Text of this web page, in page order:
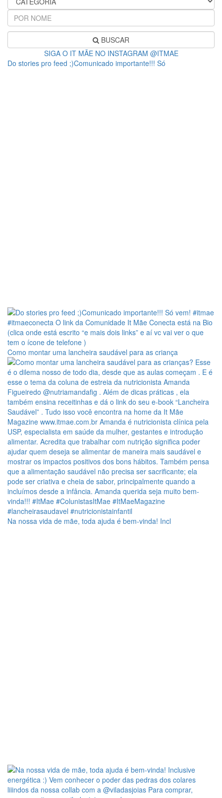
BUSCAR
SIGA O IT MÃE NO INSTAGRAM @ITMAE
Do stories pro feed ;)Comunicado importante!!! Só
Como montar uma lancheira saudável para as criança
Na nossa vida de mãe, toda ajuda é bem-vinda! Incl